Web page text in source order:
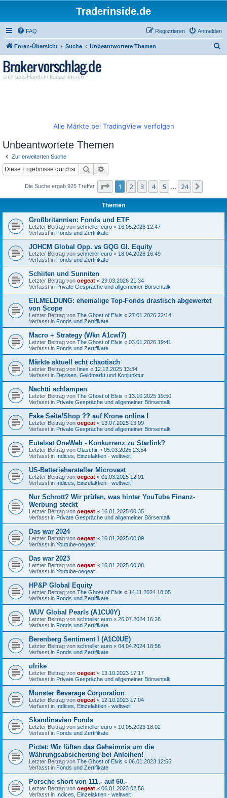
Traderinside.de
FAQ Anmelden
Registrieren
Foren-Übersicht Suche Unbeantwortete Themen
Alle Märkte bei TradingView verfolgen
Unbeantwortete Themen
Zur erweiterten Suche
Suche
Die Suche ergab 925 Treffer Seite 1von 24
1 2 3 4 5 24
Themen
Großbritannien: Fonds und ETF
Letzter Beitrag von schneller euro « 16.05.2026 12:47
Verfasst in Fonds und Zertifikate
JOHCM Global Opp. vs GQG Gl. Equity
Letzter Beitrag von schneller euro « 18.04.2026 16:49
Verfasst in Fonds und Zertifikate
Schiiten und Sunniten
Letzter Beitrag von oegeat « 29.03.2026 21:34
Verfasst in Private Gespräche und allgemeiner Börsentalk
EILMELDUNG: ehemalige Top-Fonds drastisch abgewertet
von Scope
Letzter Beitrag von The Ghost of Elvis « 27.01.2026 22:14
Verfasst in Fonds und Zertifikate
Macro + Strategy (Wkn A1cwl7)
Letzter Beitrag von The Ghost of Elvis « 03.01.2026 19:41
Verfasst in Fonds und Zertifikate
Märkte aktuell echt chaotisch
Letzter Beitrag von Iines « 12.12.2025 13:34
Verfasst in Devisen, Geldmarkt und Konjunktur
Nachtti schlampen
Letzter Beitrag von The Ghost of Elvis « 13.10.2025 19:50
Verfasst in Private Gespräche und allgemeiner Börsentalk
Fake Seite/Shop ?? auf Krone online !
Letzter Beitrag von oegeat « 13.07.2025 13:09
Verfasst in Private Gespräche und allgemeiner Börsentalk
Eutelsat OneWeb - Konkurrenz zu Starlink?
Letzter Beitrag von Olaschir « 05.03.2025 23:54
Verfasst in Indices, Einzelaktien - weltweit
US-Batteriehersteller Microvast
Letzter Beitrag von oegeat « 01.03.2025 12:01
Verfasst in Indices, Einzelaktien - weltweit
Nur Schrott? Wir prüfen, was hinter YouTube Finanz-
Werbung steckt
Letzter Beitrag von oegeat « 16.01.2025 00:35
Verfasst in Private Gespräche und allgemeiner Börsentalk
Das war 2024
Letzter Beitrag von oegeat « 16.01.2025 00:09
Verfasst in Youtube-oegeat
Das war 2023
Letzter Beitrag von oegeat « 16.01.2025 00:08
Verfasst in Youtube-oegeat
HP&P Global Equity
Letzter Beitrag von The Ghost of Elvis « 14.11.2024 18:05
Verfasst in Fonds und Zertifikate
WUV Global Pearls (A1CU0Y)
Letzter Beitrag von schneller euro « 26.07.2024 16:28
Verfasst in Fonds und Zertifikate
Berenberg Sentiment I (A1C0UE)
Letzter Beitrag von schneller euro « 04.04.2024 18:58
Verfasst in Fonds und Zertifikate
ulrike
Letzter Beitrag von oegeat « 13.10.2023 17:17
Verfasst in Private Gespräche und allgemeiner Börsentalk
Monster Beverage Corporation
Letzter Beitrag von oegeat « 12.10.2023 17:04
Verfasst in Indices, Einzelaktien - weltweit
Skandinavien Fonds
Letzter Beitrag von schneller euro « 10.05.2023 18:02
Verfasst in Fonds und Zertifikate
Pictet: Wir lüften das Geheimnis um die
Währungsabsicherung bei Anleihen!
Letzter Beitrag von The Ghost of Elvis « 06.01.2023 12:55
Verfasst in Fonds und Zertifikate
Porsche short von 111.- auf 60.-
Letzter Beitrag von oegeat « 06.01.2023 02:56
Verfasst in Indices, Einzelaktien - weltweit